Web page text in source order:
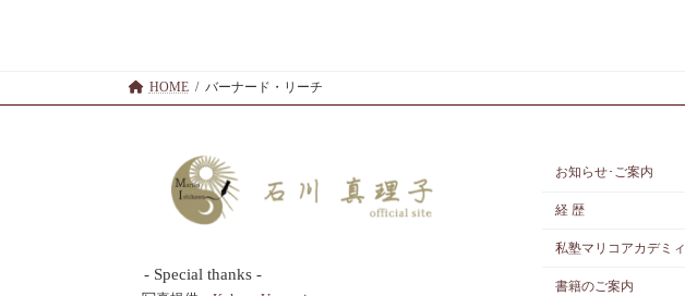
HOME バーナード・リーチ
- Special thanks -
お知らせ･ご案内
経 歴
私塾マリコアカデミィ
書籍のご案内